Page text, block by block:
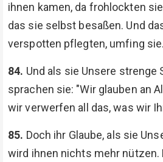
ihnen kamen, da frohlockten
das sie selbst besaßen. Und
verspotten pflegten, umfing sie.
84. Und als sie Unsere strenge
sprachen sie: "Wir glauben an
wir verwerfen all das, was wir
85. Doch ihr Glaube, als sie
wird ihnen nichts mehr nützen.